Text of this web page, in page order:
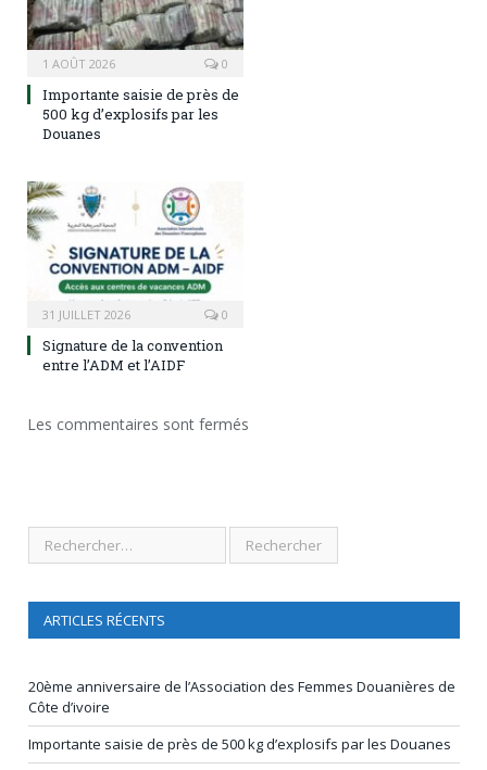
1 AOÛT 2026 0
Importante saisie de près de
500 kg d’explosifs par les
Douanes
31 JUILLET 2026 0
Signature de la convention
entre l’ADM et l’AIDF
Les commentaires sont fermés
ARTICLES RÉCENTS
20ème anniversaire de l’Association des Femmes Douanières de
Côte d’ivoire
Importante saisie de près de 500 kg d’explosifs par les Douanes